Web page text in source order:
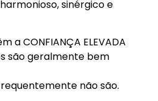
sinérgico e
a CONFIANÇA ELEVADA
são geralmente bem
não são.